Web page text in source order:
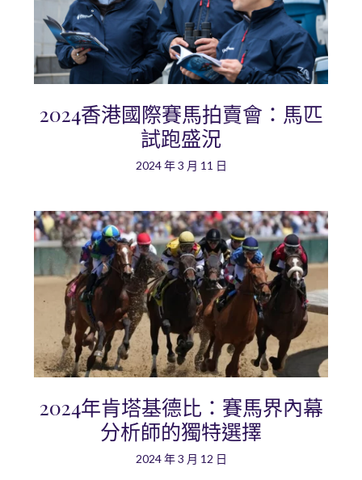
2024香港國際賽馬拍賣會：馬匹
試跑盛況
2024 年 3 月 11 日
2024年肯塔基德比：賽馬界內幕
分析師的獨特選擇
2024 年 3 月 12 日